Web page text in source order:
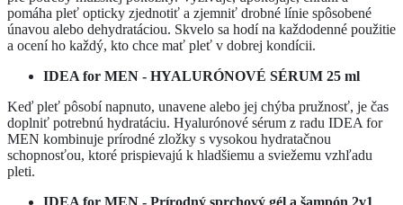
pomáha pleť opticky zjednotiť a zjemniť drobné línie spôsobené
únavou alebo dehydratáciou. Skvelo sa hodí na každodenné použitie
a ocení ho každý, kto chce mať pleť v dobrej kondícii.
IDEA for MEN - HYALURÓNOVÉ SÉRUM 25 ml
Keď pleť pôsobí napnuto, unavene alebo jej chýba pružnosť, je čas
doplniť potrebnú hydratáciu. Hyalurónové sérum z radu IDEA for
MEN kombinuje prírodné zložky s vysokou hydratačnou
schopnosťou, ktoré prispievajú k hladšiemu a sviežemu vzhľadu
pleti.